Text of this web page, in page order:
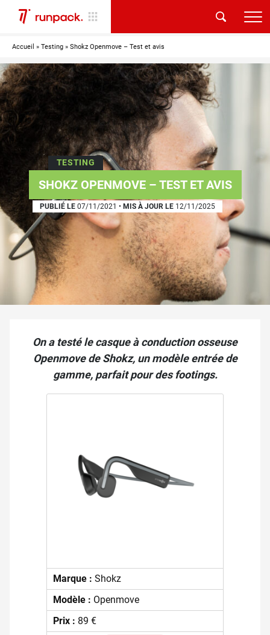
Accueil » Testing » Shokz Openmove – Test et avis
TESTING
SHOKZ OPENMOVE – TEST ET AVIS
PUBLIÉ LE07/11/2021 • MIS À JOUR LE12/11/2025
On a testé le casque à conduction osseuse
Openmove de Shokz, un modèle entrée de
gamme, parfait pour des footings.
Marque : Shokz
Modèle : Openmove
Prix : 89 €